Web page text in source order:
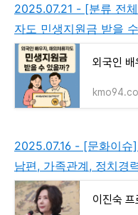
2025.07.21 - [분류 전
자도 민생지원금 받을
2025.07.16 - [문화이
남편, 가족관계, 정치경